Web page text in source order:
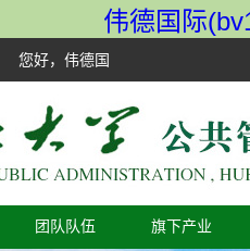
伟德国际
您好，伟德国际VICTOR1946欢迎您
团队队伍 旗下产业